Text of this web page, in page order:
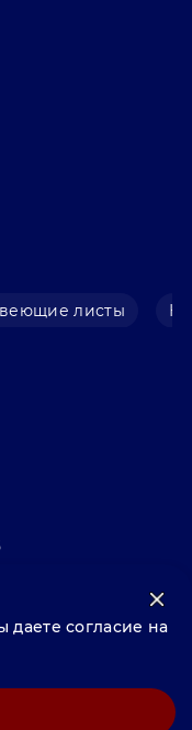
листы
и комплексное
даете согласие на